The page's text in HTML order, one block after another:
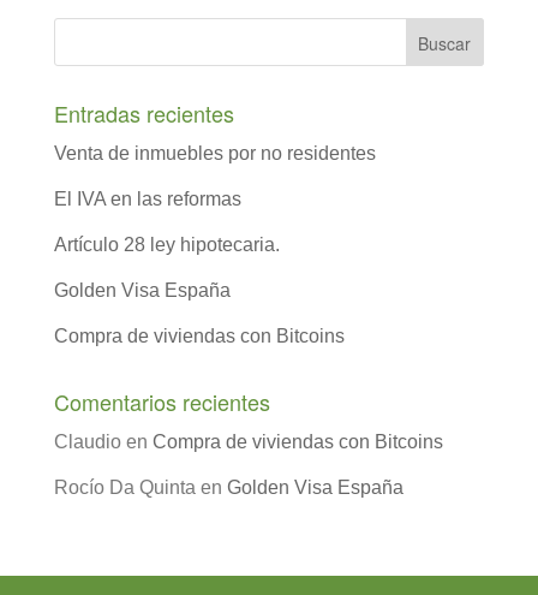
Entradas recientes
Venta de inmuebles por no residentes
El IVA en las reformas
Artículo 28 ley hipotecaria.
Golden Visa España
Compra de viviendas con Bitcoins
Comentarios recientes
Claudioen Compra de viviendas con Bitcoins
Rocío Da Quinta en Golden Visa España